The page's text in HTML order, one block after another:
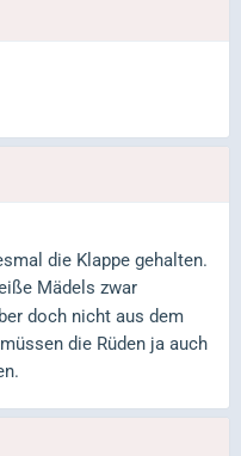
die Klappe gehalten.
Mädels zwar
doch nicht aus dem
die Rüden ja auch